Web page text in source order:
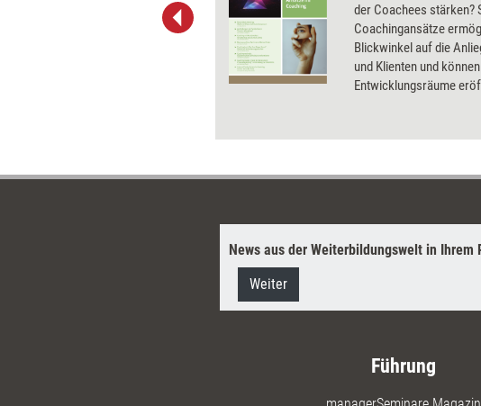
und die online Teilnehmenden.
Online-Trainerin Andrea
der Coachees stärken?
Coachingansätze
Blickwinkel auf die
und Klienten und
Entwicklungsräume
News aus der Weiterbildungswelt in
Weiter
Führung